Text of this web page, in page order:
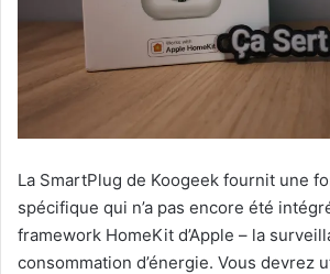
La SmartPlug de Koogeek fournit une
spécifique qui n’a pas encore été
framework HomeKit d’Apple – la
consommation d’énergie. Vous devrez